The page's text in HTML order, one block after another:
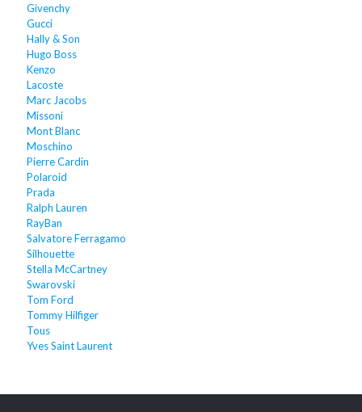
Givenchy
Gucci
Hally & Son
Hugo Boss
Kenzo
Lacoste
Marc Jacobs
Missoni
Mont Blanc
Moschino
Pierre Cardin
Polaroid
Prada
Ralph Lauren
RayBan
Salvatore Ferragamo
Silhouette
Stella McCartney
Swarovski
Tom Ford
Tommy Hilfiger
Tous
Yves Saint Laurent